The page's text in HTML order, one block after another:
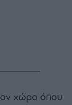
χώρο όπου